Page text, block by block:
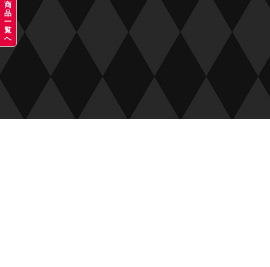
商
品
一
覧
へ